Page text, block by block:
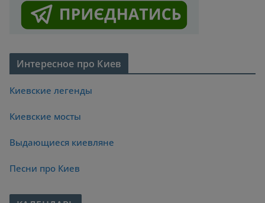
Интересное про Киев
Киевские легенды
Киевские мосты
Выдающиеся киевляне
Песни про Киев